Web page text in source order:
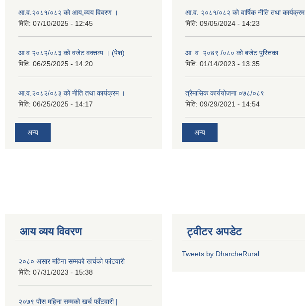
आ.व.२०८१/०८२ को आय,व्यय विवरण ।
मिति: 07/10/2025 - 12:45
आ.व.२०८२/०८३ को वजेट वक्तव्य । (पेश)
मिति: 06/25/2025 - 14:20
आ.व.२०८२/०८३ को नीति तथा कार्यक्रम ।
मिति: 06/25/2025 - 14:17
अन्य
आ.व. २०८१/०८२ को वार्षिक नीति तथा कार्यक्रम
मिति: 09/05/2024 - 14:23
आ .व .२०७९ /०८० को बजेट पुस्तिका
मिति: 01/14/2023 - 13:35
त्रैमासिक कार्ययोजना ०७८/०८९
मिति: 09/29/2021 - 14:54
अन्य
आय व्यय विवरण
२०८० असार महिना सम्मको खर्चको फांटवारी
मिति: 07/31/2023 - 15:38
२०७९ पौस महिना सम्मको खर्च फाँटवारी |
ट्वीटर अपडेट
Tweets by DharcheRural